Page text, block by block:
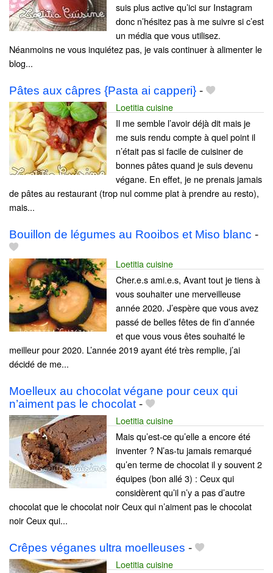
suis plus active qu’ici sur Instagram
donc n’hésitez pas à me suivre si c’est
un média que vous utilisez.
Néanmoins ne vous inquiétez pas, je vais continuer à alimenter le
blog...
Pâtes aux câpres {Pasta ai capperi} -
Loetitia cuisine
Il me semble l’avoir déjà dit mais je
me suis rendu compte à quel point il
n’était pas si facile de cuisiner de
bonnes pâtes quand je suis devenu
végane. En effet, je ne prenais jamais
de pâtes au restaurant (trop nul comme plat à prendre au resto),
mais...
Bouillon de légumes au Rooibos et Miso blanc -
Loetitia cuisine
Cher.e.s ami.e.s, Avant tout je tiens à
vous souhaiter une merveilleuse
année 2020. J’espère que vous avez
passé de belles fêtes de fin d’année
et que vous vous êtes souhaité le
meilleur pour 2020. L’année 2019 ayant été très remplie, j’ai
décidé de me...
Moelleux au chocolat végane pour ceux qui
n’aiment pas le chocolat -
Loetitia cuisine
Mais qu’est-ce qu’elle a encore été
inventer ? N’as-tu jamais remarqué
qu’en terme de chocolat il y souvent 2
équipes (bon allé 3) : Ceux qui
considèrent qu’il n’y a pas d’autre
chocolat que le chocolat noir Ceux qui n’aiment pas le chocolat
noir Ceux qui...
Crêpes véganes ultra moelleuses -
Loetitia cuisine